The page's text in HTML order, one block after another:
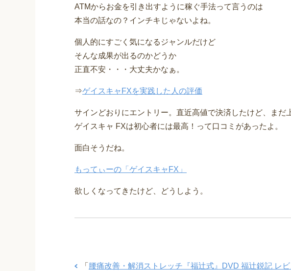
ATMからお金を引き出すように稼ぐ手法って言うのは
本当の話なの？インチキじゃないよね。
個人的にすごく気になるジャンルだけど
そんな成果が出るのかどうか
正直不安・・・大丈夫かなぁ。
⇒ゲイスキャFXを実践した人の評価
サインどおりにエントリー。直近高値で決済したけど、まだ
ゲイスキャ FXは初心者には最高！って口コミがあったよ。
面白そうだね。
もってぃーの「ゲイスキャFX」
欲しくなってきたけど、どうしよう。
「 腰痛改善・解消ストレッチ『福辻式』DVD 福辻鋭記 レ